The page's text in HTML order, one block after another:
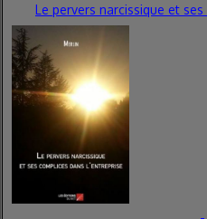
Le pervers narcissique et